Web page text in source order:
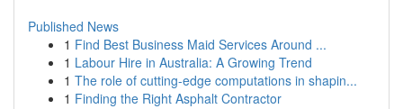
Published News
1 Find Best Business Maid Services Around ...
1 Labour Hire in Australia: A Growing Trend
1 The role of cutting-edge computations in shapin...
1 Finding the Right Asphalt Contractor